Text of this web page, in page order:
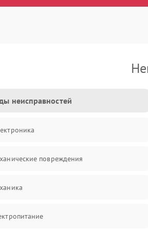
неисправностей
повреждения